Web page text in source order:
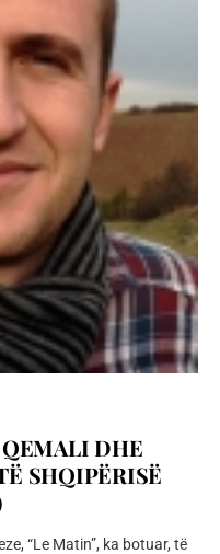
DHE
SHQIPËRISË
“Le Matin”, ka botuar, të